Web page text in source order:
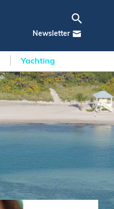
Newsletter
Yachting